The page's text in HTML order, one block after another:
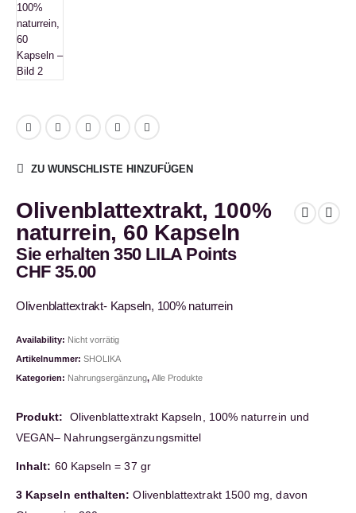
ZU WUNSCHLISTE HINZUFÜGEN
Olivenblattextrakt, 100%
naturrein, 60 Kapseln
Sie erhalten 350 LILA Points
CHF35.00
Olivenblattextrakt- Kapseln, 100% naturrein
Availability: Nicht vorrätig
Artikelnummer: SHOLIKA
Kategorien: Nahrungsergänzung, Alle Produkte
Produkt: Olivenblattextrakt Kapseln, 100% naturrein und
VEGAN– Nahrungsergänzungsmittel
Inhalt: 60 Kapseln = 37 gr
3 Kapseln enthalten:Olivenblattextrakt 1500 mg, davon